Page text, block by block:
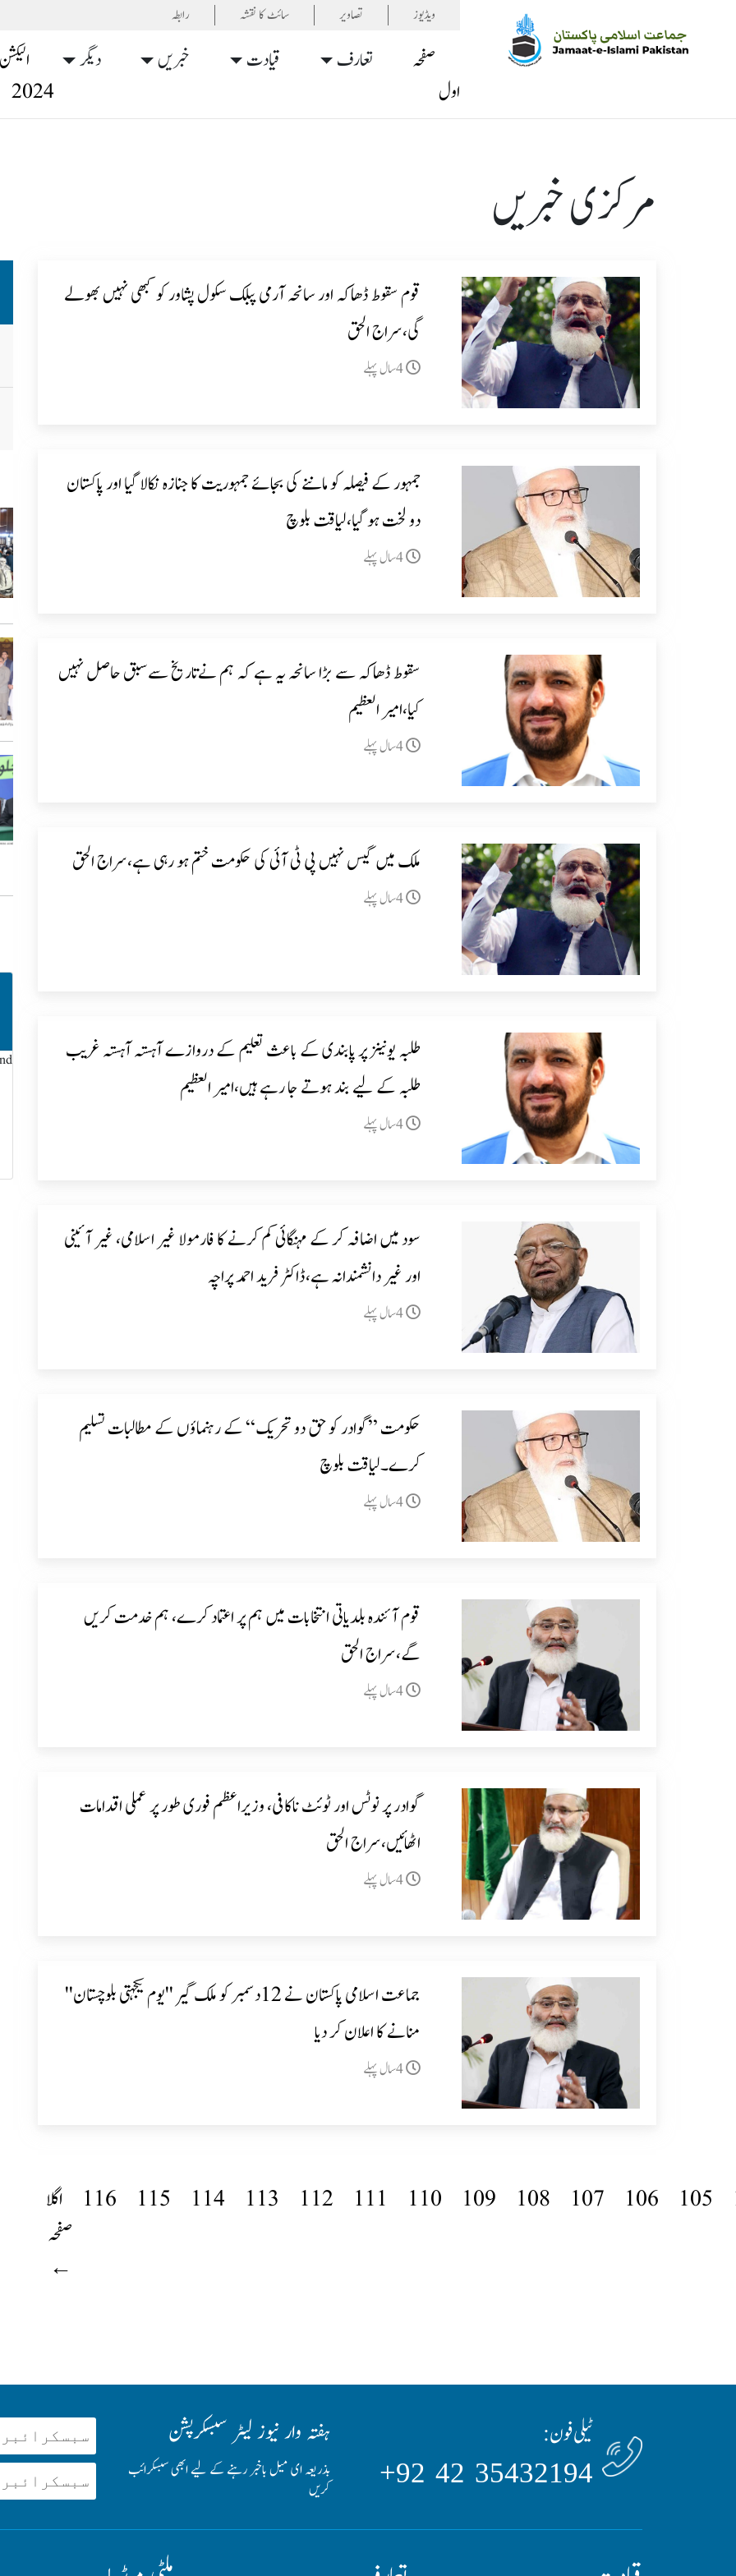
ویڈیوز تصاویر سائٹ کا نقشہ رابطہ
صفحہ
اول
تعارف قیادت خبریں دیگر
الیکشن
2024
مرکزی خبریں
قوم سقوط ڈھاکہ اور سانحہ آرمی پبلک سکول پشاور کو کبھی نہیں بھولے
گی،سراج الحق
جمہور کے فیصلہ کو ماننے کی بجائے جمہوریت کا جنازہ نکالا گیا اور پاکستان
دو لخت ہو گیا،لیاقت بلوچ
سقوط ڈھاکہ سے بڑا سانحہ یہ ہے کہ ہم نےتاریخ سےسبق حاصل نہیں
کیا،امیر العظیم
ملک میں گیس نہیں پی ٹی آئی کی حکومت ختم ہو رہی ہے،سراج الحق
طلبہ یونینز پر پابندی کے باعث تعلیم کے دروازے آہستہ آہستہ غریب
طلبہ کے لیے بند ہوتے جا رہے ہیں،امیر العظیم
سود میں اضافہ کر کے مہنگائی کم کرنے کا فارمولا غیر اسلامی، غیر آئینی
اور غیر دانشمندانہ ہے،ڈاکٹر فرید احمد پراچہ
حکومت ”گوادر کو حق دو تحریک“ کے رہنماؤں کے مطالبات تسلیم
کرے۔لیاقت بلوچ
قوم آئندہ بلدیاتی انتخابات میں ہم پر اعتماد کرے، ہم خدمت کریں
گے،سراج الحق
گوادر پر نوٹس اور ٹوئٹ ناکافی، وزیراعظم فوری طور پر عملی اقدامات
اٹھائیں،سراج الحق
جماعت اسلامی پاکستان نے 12دسمبر کو ملک گیر ''یوم یکجہتی بلوچستان''
منانے کا اعلان کر دیا
105
106
107
108
109
110
111
112
113
114
115
116
اگلا
صفحہ
←
ٹیلی فون:
35432194 42 92+
ہفتہ وار نیوز لیٹر سبسکرپشن
بذریعہ ای میل باخبر رہنے کے لیے ابھی سبسکرائب
کریں